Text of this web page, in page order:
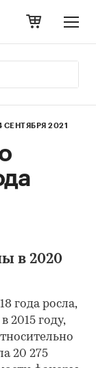
СЕНТЯБРЯ 2021
в 2020
года росла,
2015 году,
20 275